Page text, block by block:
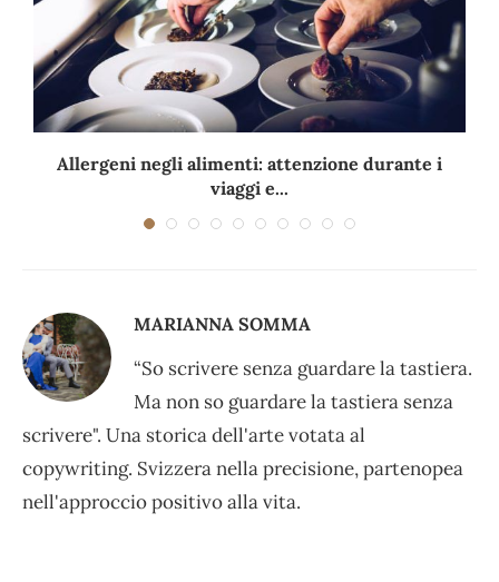
Allergeni negli alimenti: attenzione durante i
viaggi e...
MARIANNA SOMMA
“So scrivere senza guardare la tastiera.
Ma non so guardare la tastiera senza
scrivere". Una storica dell'arte votata al
copywriting. Svizzera nella precisione, partenopea
nell'approccio positivo alla vita.